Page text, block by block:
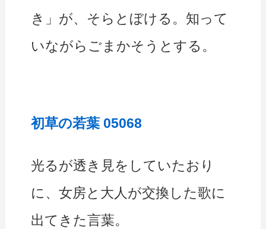
き」が、そらとぼける。知って
いながらごまかそうとする。
初草の若葉 05068
光るが透き見をしていたおり
に、女房と大人が交換した歌に
出てきた言葉。